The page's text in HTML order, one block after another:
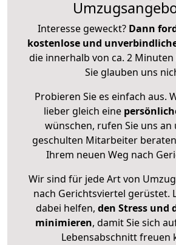
Interesse geweckt? Dann
kostenlose und
die innerhalb von ca. 2
Sie glauben uns
Probieren Sie es einfach aus.
lieber gleich eine
wünschen, rufen Sie uns an
geschulten Mitarbeiter
Ihrem neuen Weg nach
Wir sind für jede Art von
nach Gerichtsviertel gerüstet.
dabei helfen, den Stress und
minimieren, damit Sie sich
Lebensabschnitt freuen